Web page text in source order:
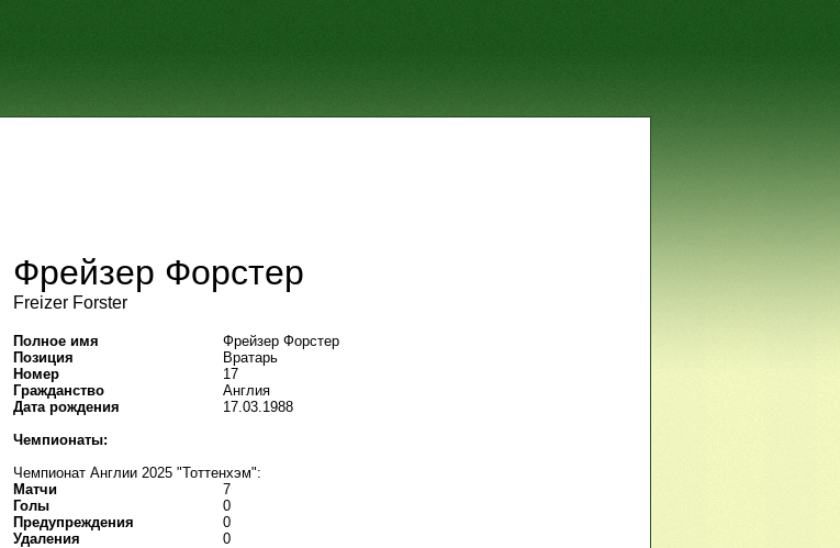
Фрейзер Форстер
Freizer Forster
Полное имя
Фрейзер Форстер
Позиция
Вратарь
Номер
17
Гражданство
Англия
Дата рождения
17.03.1988
Чемпионаты:
Чемпионат Англии 2025 "Тоттенхэм":
Матчи
7
Голы
0
Предупреждения
0
Удаления
0